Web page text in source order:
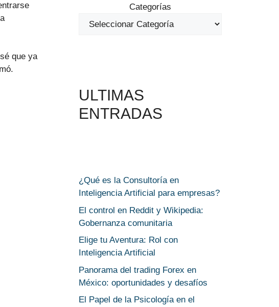
que ya
Categorías
ULTIMAS
ENTRADAS
¿Qué es la Consultoría en
Inteligencia Artificial para empresas?
El control en Reddit y Wikipedia:
Gobernanza comunitaria
Elige tu Aventura: Rol con
Inteligencia Artificial
Panorama del trading Forex en
México: oportunidades y desafíos
El Papel de la Psicología en el